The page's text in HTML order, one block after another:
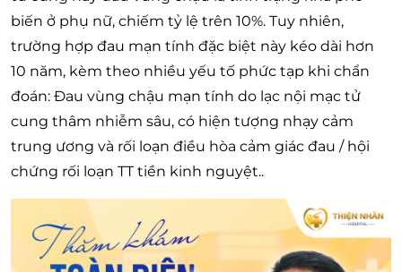
biến ở phụ nữ, chiếm tỷ lệ trên 10%. Tuy nhiên,
trường hợp đau mạn tính đặc biệt này kéo dài hơn
10 năm, kèm theo nhiều yếu tố phức tạp khi chẩn
đoán: Đau vùng chậu mạn tính do lạc nội mạc tử
cung thâm nhiễm sâu, có hiện tượng nhạy cảm
trung ương và rối loạn điều hòa cảm giác đau / hội
chứng rối loạn TT tiền kinh nguyệt..